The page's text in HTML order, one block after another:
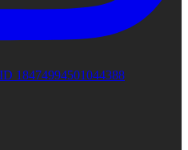
18474994501044388